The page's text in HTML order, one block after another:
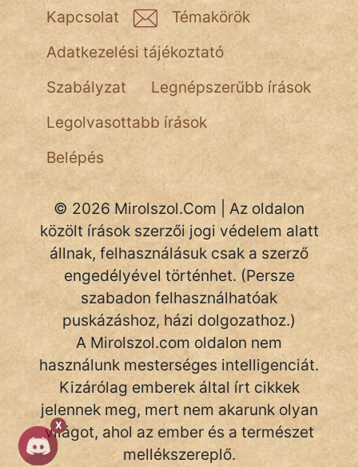
X
mikkamakka
vörös ördög
nagyöreg
NapHold
Név nélkül
pszichopati
szegény legény
Hoffer Botond
szemfüles
Kapcsolat
Témakörök
Adatkezelési tájékoztató
Szabályzat
Legnépszerűbb írások
Legolvasottabb írások
Belépés
© 2026 Mirolszol.Com | Az oldalon
közölt írások szerzői jogi védelem alatt
állnak, felhasználásuk csak a szerző
engedélyével történhet. (Persze
szabadon felhasználhatóak
puskázáshoz, házi dolgozathoz.)
A Mirolszol.com oldalon nem
használunk mesterséges intelligenciát.
Kizárólag emberek által írt cikkek
jelennek meg, mert nem akarunk olyan
világot, ahol az ember és a természet
mellékszereplő.